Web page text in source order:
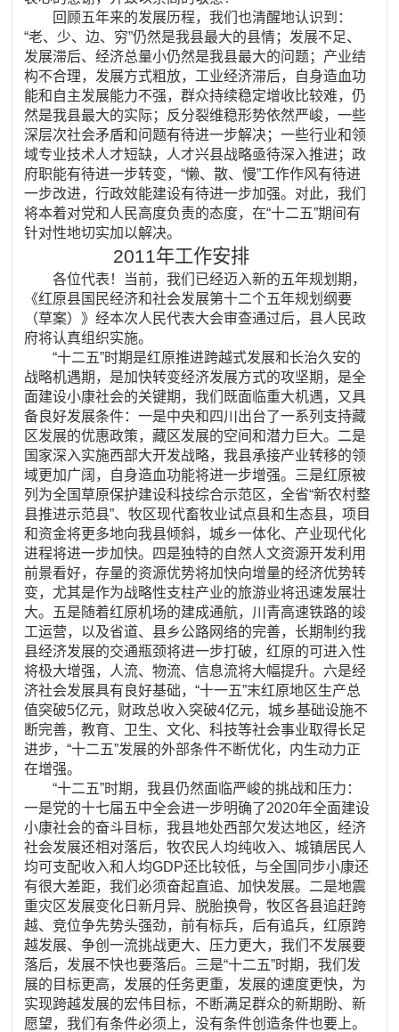
回顾五年来的发展历程，我们也清醒地认识到：
“老、少、边、穷”仍然是我县最大的县情；发展不足、
发展滞后、经济总量小仍然是我县最大的问题；产业结
构不合理，发展方式粗放，工业经济滞后，自身造血功
能和自主发展能力不强，群众持续稳定增收比较难，仍
然是我县最大的实际；反分裂维稳形势依然严峻，一些
深层次社会矛盾和问题有待进一步解决；一些行业和领
域专业技术人才短缺，人才兴县战略亟待深入推进；政
府职能有待进一步转变，“懒、散、慢”工作作风有待进
一步改进，行政效能建设有待进一步加强。对此，我们
将本着对党和人民高度负责的态度，在“十二五”期间有
针对性地切实加以解决。
2011年工作安排
各位代表！当前，我们已经迈入新的五年规划期，
《红原县国民经济和社会发展第十二个五年规划纲要
（草案）》经本次人民代表大会审查通过后，县人民政
府将认真组织实施。
“十二五”时期是红原推进跨越式发展和长治久安的
战略机遇期，是加快转变经济发展方式的攻坚期，是全
面建设小康社会的关键期，我们既面临重大机遇，又具
备良好发展条件：一是中央和四川出台了一系列支持藏
区发展的优惠政策，藏区发展的空间和潜力巨大。二是
国家深入实施西部大开发战略，我县承接产业转移的领
域更加广阔，自身造血功能将进一步增强。三是红原被
列为全国草原保护建设科技综合示范区，全省“新农村整
县推进示范县”、牧区现代畜牧业试点县和生态县，项目
和资金将更多地向我县倾斜，城乡一体化、产业现代化
进程将进一步加快。四是独特的自然人文资源开发利用
前景看好，存量的资源优势将加快向增量的经济优势转
变，尤其是作为战略性支柱产业的旅游业将迅速发展壮
大。五是随着红原机场的建成通航，川青高速铁路的竣
工运营，以及省道、县乡公路网络的完善，长期制约我
县经济发展的交通瓶颈将进一步打破，红原的可进入性
将极大增强，人流、物流、信息流将大幅提升。六是经
济社会发展具有良好基础，“十一五”末红原地区生产总
值突破5亿元，财政总收入突破4亿元，城乡基础设施不
断完善，教育、卫生、文化、科技等社会事业取得长足
进步，“十二五”发展的外部条件不断优化，内生动力正
在增强。
“十二五”时期，我县仍然面临严峻的挑战和压力：
一是党的十七届五中全会进一步明确了2020年全面建设
小康社会的奋斗目标，我县地处西部欠发达地区，经济
社会发展还相对落后，牧农民人均纯收入、城镇居民人
均可支配收入和人均GDP还比较低，与全国同步小康还
有很大差距，我们必须奋起直追、加快发展。二是地震
重灾区发展变化日新月异、脱胎换骨，牧区各县追赶跨
越、竞位争先势头强劲，前有标兵，后有追兵，红原跨
越发展、争创一流挑战更大、压力更大，我们不发展要
落后，发展不快也要落后。三是“十二五”时期，我们发
展的目标更高，发展的任务更重，发展的速度更快，为
实现跨越发展的宏伟目标，不断满足群众的新期盼、新
愿望，我们有条件必须上，没有条件创造条件也要上。